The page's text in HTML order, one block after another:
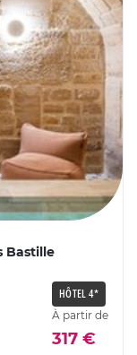
Bastille
HÔTEL 4*
À partir de
317 €